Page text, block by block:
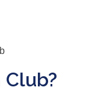
Club?